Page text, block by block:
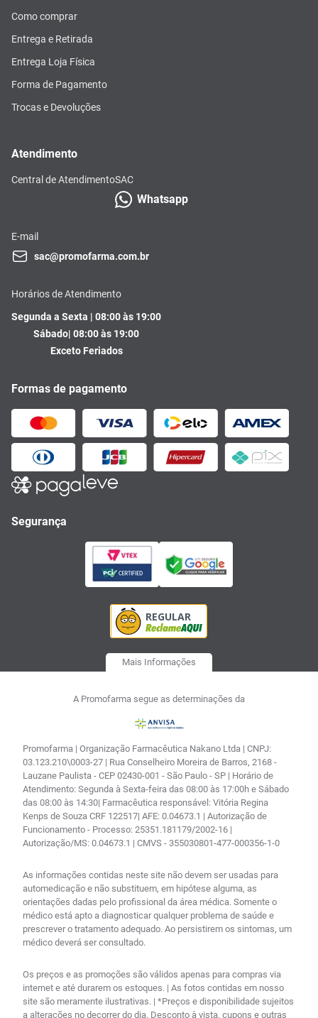
Como comprar
Entrega e Retirada
Entrega Loja Física
Forma de Pagamento
Trocas e Devoluções
Atendimento
Central de AtendimentoSAC
Whatsapp
E-mail
sac@promofarma.com.br
Horários de Atendimento
Segunda a Sexta | 08:00 às 19:00
Sábado| 08:00 às 19:00
Exceto Feriados
Formas de pagamento
Segurança
Mais Informações
A Promofarma segue as determinações da
Promofarma | Organização Farmacêutica Nakano Ltda | CNPJ:
03.123.210\0003-27 | Rua Conselheiro Moreira de Barros, 2168 -
Lauzane Paulista - CEP 02430-001 - São Paulo - SP | Horário de
Atendimento: Segunda à Sexta-feira das 08:00 às 17:00h e Sábado
das 08:00 às 14:30| Farmacêutica responsável: Vitória Regina
Kenps de Souza CRF 122517| AFE: 0.04673.1 | Autorização de
Funcionamento - Processo: 25351.181179/2002-16 |
Autorização/MS: 0.04673.1 | CMVS - 355030801-477-000356-1-0
As informações contidas neste site não devem ser usadas para
automedicação e não substituem, em hipótese alguma, as
orientações dadas pelo profissional da área médica. Somente o
médico está apto a diagnosticar qualquer problema de saúde e
prescrever o tratamento adequado. Ao persistirem os sintomas, um
médico deverá ser consultado.
Os preços e as promoções são válidos apenas para compras via
internet e até durarem os estoques. | As fotos contidas em nosso
site são meramente ilustrativas. | *Preços e disponibilidade sujeitos
a alterações no decorrer do dia. Desconto à vista, cupons e outras